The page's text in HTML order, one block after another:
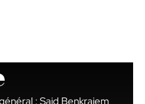
: Said Benkraiem